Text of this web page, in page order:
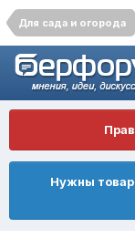
Для сада и огорода
Нужны